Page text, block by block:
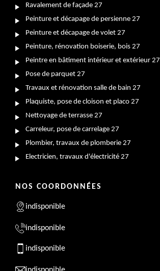
Ravalement de façade 27
Peinture et décapage de persienne 27
Peinture et décapage de volet 27
Peinture, rénovation boiserie, bois 27
Peintre en bâtiment intérieur et extérieur 27
Pose de parquet 27
Travaux et rénovation salle de bain 27
Plaquiste, pose de cloison et placo 27
Nettoyage de terrasse 27
Carreleur, pose de carrelage 27
Plombier, travaux de plomberie 27
Electricien, travaux d'électricité 27
NOS COORDONNÉES
indisponible
indisponible
indisponible